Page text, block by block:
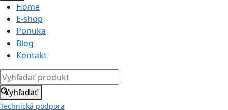
Home
E-shop
Ponuka
Blog
Kontakt
Vyhľadať
Technická podpora